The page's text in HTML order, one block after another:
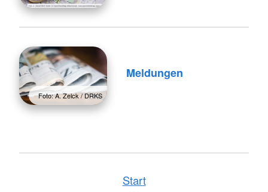
Foto: A. Zelck / DRKS
Meldungen
Start